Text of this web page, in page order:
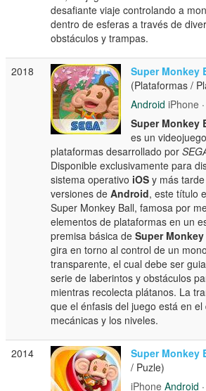
desafiante viaje controlando a
dentro de esferas a través de
obstáculos y trampas.
2018
Super Monkey
(Plataformas /
Android iPhone
Super Monkey
es un
plataformas desarrollado por
Disponible exclusivamente para
sistema operativo iOS y más
versiones deAndroid, este título
Super Monkey Ball, famosa por
elementos de plataformas en un
premisa básica deSuper
gira en torno al control de un
transparente, el cual debe ser
serie de laberintos y obstáculos
mientras recolecta plátanos. La
que el énfasis del juego está en
mecánicas y los niveles.
2014 Super Monkey
/ Puzle)
iPhone Android